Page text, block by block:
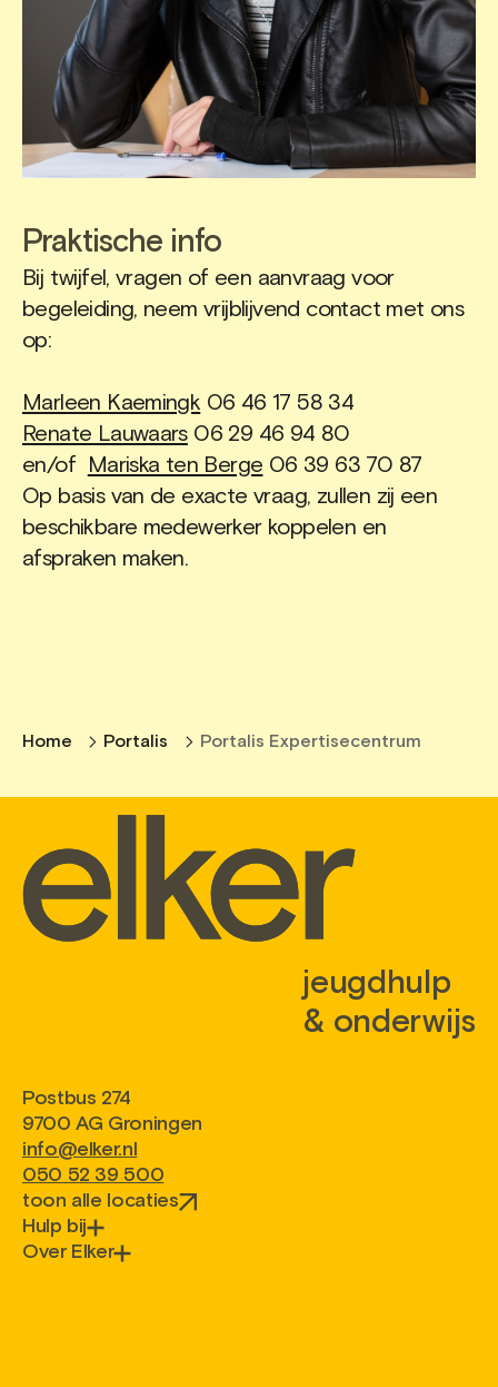
Praktische info
Bij twijfel, vragen of een aanvraag voor
begeleiding, neem vrijblijvend contact met ons
op:
Marleen Kaemingk 06 46 17 58 34
Renate Lauwaars06 29 46 94 80
en/of
Mariska ten Berge 06 39 63 70 87
Op basis van de exacte vraag, zullen zij een
beschikbare medewerker koppelen en
afspraken maken.
Home Portalis Portalis Expertisecentrum
jeugdhulp
& onderwijs
Postbus 274
9700 AG Groningen
info@elker.nl
050 52 39 500
toon alle locaties
Hulp bij
Over Elker